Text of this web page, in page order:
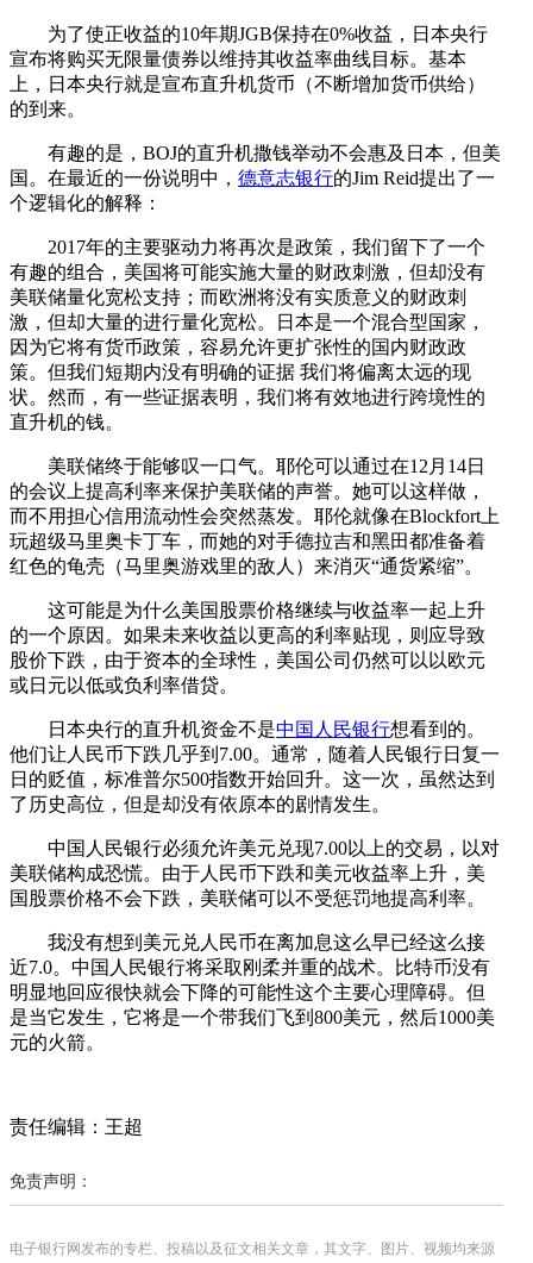
为了使正收益的10年期JGB保持在0%收益，日本央行
宣布将购买无限量债券以维持其收益率曲线目标。基本
上，日本央行就是宣布直升机货币（不断增加货币供给）
的到来。
有趣的是，BOJ的直升机撒钱举动不会惠及日本，但美
国。在最近的一份说明中， 德意志银行的Jim Reid提出了一
个逻辑化的解释：
2017年的主要驱动力将再次是政策，我们留下了一个
有趣的组合，美国将可能实施大量的财政刺激，但却没有
美联储量化宽松支持；而欧洲将没有实质意义的财政刺
激，但却大量的进行量化宽松。日本是一个混合型国家，
因为它将有货币政策，容易允许更扩张性的国内财政政
策。但我们短期内没有明确的证据 我们将偏离太远的现
状。然而，有一些证据表明，我们将有效地进行跨境性的
直升机的钱。
美联储终于能够叹一口气。耶伦可以通过在12月14日
的会议上提高利率来保护美联储的声誉。她可以这样做，
而不用担心信用流动性会突然蒸发。耶伦就像在Blockfort上
玩超级马里奥卡丁车，而她的对手德拉吉和黑田都准备着
红色的龟壳（马里奥游戏里的敌人）来消灭“通货紧缩”。
这可能是为什么美国股票价格继续与收益率一起上升
的一个原因。如果未来收益以更高的利率贴现，则应导致
股价下跌，由于资本的全球性，美国公司仍然可以以欧元
或日元以低或负利率借贷。
日本央行的直升机资金不是中国人民银行想看到的。
他们让人民币下跌几乎到7.00。通常，随着人民银行日复一
日的贬值，标准普尔500指数开始回升。这一次，虽然达到
了历史高位，但是却没有依原本的剧情发生。
中国人民银行必须允许美元兑现7.00以上的交易，以对
美联储构成恐慌。由于人民币下跌和美元收益率上升，美
国股票价格不会下跌，美联储可以不受惩罚地提高利率。
我没有想到美元兑人民币在离加息这么早已经这么接
近7.0。中国人民银行将采取刚柔并重的战术。比特币没有
明显地回应很快就会下降的可能性这个主要心理障碍。但
是当它发生，它将是一个带我们飞到800美元，然后1000美
元的火箭。
责任编辑：王超
免责声明：
电子银行网发布的专栏、投稿以及征文相关文章，其文字、图片、视频均来源